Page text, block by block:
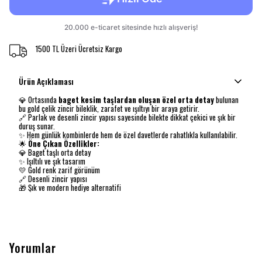
1500 TL Üzeri Ücretsiz Kargo
Ürün Açıklaması
💎 Ortasında baget kesim taşlardan oluşan özel orta detaybulunan
bu gold çelik zincir bileklik, zarafet ve ışıltıyı bir araya getirir.
🔗 Parlak ve desenli zincir yapısı sayesinde bilekte dikkat çekici ve şık bir
duruş sunar.
✨ Hem günlük kombinlerde hem de özel davetlerde rahatlıkla kullanılabilir.
🌟 Öne Çıkan Özellikler:
💎 Baget taşlı orta detay
✨ Işıltılı ve şık tasarım
💛 Gold renk zarif görünüm
🔗 Desenli zincir yapısı
🎁 Şık ve modern hediye alternatifi
Yorumlar